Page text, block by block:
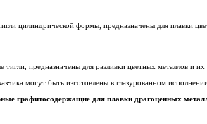
цилиндрической формы, предназначены для плавки
тигли, предназначены для разливки цветных металлов
могут быть изготовлены в глазурованном
графитосодержащие для плавки драгоценных